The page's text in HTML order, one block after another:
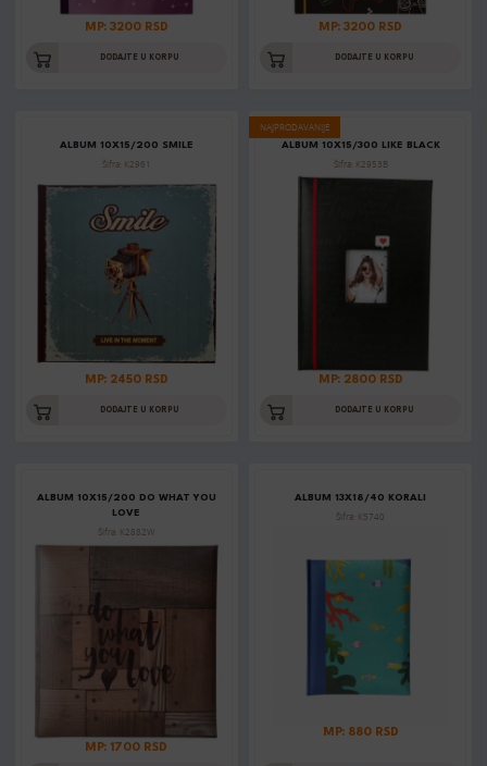
MP: 3200 RSD
DODAJTE U KORPU
MP: 3200 RSD
DODAJTE U KORPU
ALBUM 10X15/200 SMILE
Šifra: K2961
MP: 2450 RSD
DODAJTE U KORPU
NAJPRODAVANIJE
ALBUM 10X15/300 LIKE BLACK
Šifra: K2953B
MP: 2800 RSD
DODAJTE U KORPU
ALBUM 10X15/200 DO WHAT YOU
LOVE
Šifra: K2882W
MP: 1700 RSD
ALBUM 13X18/40 KORALI
Šifra: K5740
MP: 880 RSD